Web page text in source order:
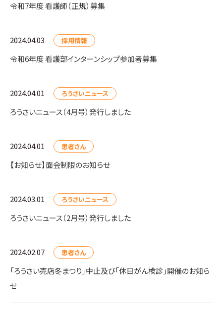
令和7年度 看護師（正規）募集
2024.04.03 採用情報
令和6年度 看護部インターンシップ参加者募集
2024.04.01 ろうさいニュース
ろうさいニュース（4月号）発行しました
2024.04.01 患者さん
【お知らせ】面会制限のお知らせ
2024.03.01 ろうさいニュース
ろうさいニュース（2月号）発行しました
2024.02.07 患者さん
「ろうさい売店冬まつり」中止及び「休日がん検診」開催のお知ら
せ